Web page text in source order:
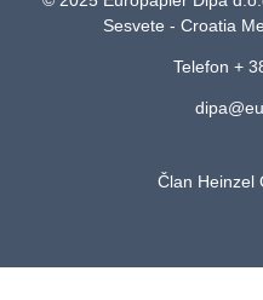
Sesvete - Croatia
Telefon +
Član Heinzel